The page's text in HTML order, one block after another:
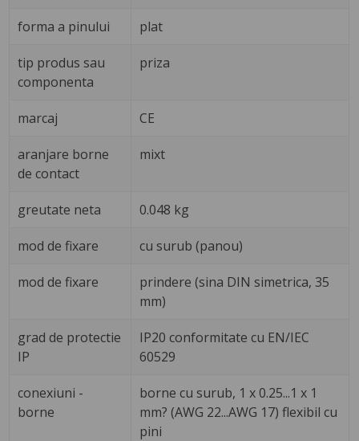
forma a pinului plat
tip produs sau
componenta
priza
marcaj CE
aranjare borne
de contact
mixt
greutate neta 0.048 kg
mod de fixare cu surub (panou)
mod de fixare
prindere (sina DIN simetrica, 35
mm)
grad de protectie
IP
IP20 conformitate cu EN/IEC
60529
conexiuni -
borne
borne cu surub, 1 x 0.25...1 x 1
mm? (AWG 22...AWG 17) flexibil cu
pini